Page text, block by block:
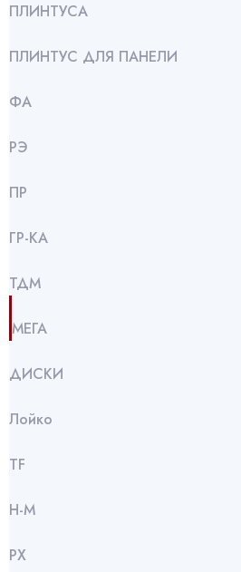
ПЛИНТУСА
ПЛИНТУС ДЛЯ ПАНЕЛИ
ФА
РЭ
ПР
ГР-КА
ТДМ
МЕГА
ДИСКИ
Лойко
TF
Н-М
РХ